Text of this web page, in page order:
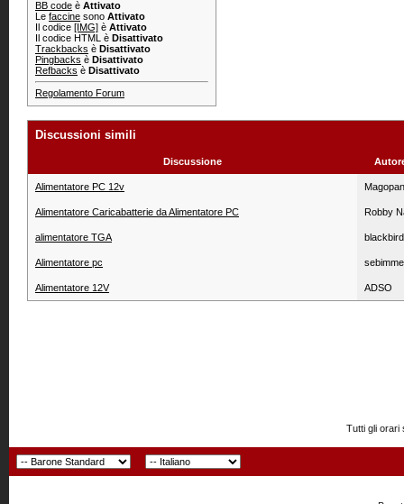
BB code è Attivato
Le faccine sono Attivato
Il codice [IMG] è Attivato
Il codice HTML è Disattivato
Trackbacks è Disattivato
Pingbacks è Disattivato
Refbacks è Disattivato
Regolamento Forum
Discussioni simili
Discussione
Alimentatore PC 12v
Alimentatore Caricabatterie da Alimentatore PC Robby
alimentatore TGA blackbird
Alimentatore pc sebimme
Alimentatore 12V ADSO
Tutti gli orari